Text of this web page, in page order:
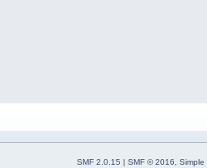
SMF 2.0.15 | SMF © 2016
Simple